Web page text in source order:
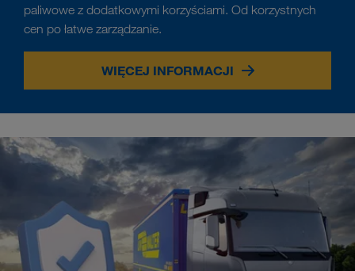
paliwowe z dodatkowymi korzyściami. Od korzystnych
cen po łatwe zarządzanie.
WIĘCEJ INFORMACJI